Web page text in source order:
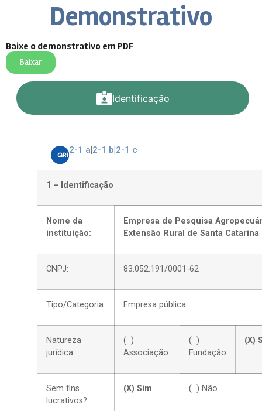
Demonstrativo
Baixe o demonstrativo em PDF
Baixar
Identificação
2-1 a 2-1 b 2-1 c
1 – Identificação
Nome da
instituição:
Empresa de Pesquisa
Extensão Rural de Santa
CNPJ: 83.052.191/0001-62
Tipo/Categoria: Empresa pública
Natureza
jurídica:
( )
Associação
( )
Fundação
(X)
Sem fins
lucrativos?
(X) Sim ( ) Não